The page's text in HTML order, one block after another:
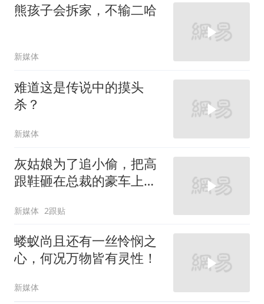
熊孩子会拆家，不输二哈
新媒体
难道这是传说中的摸头
杀？
新媒体
灰姑娘为了追小偷，把高
跟鞋砸在总裁的豪车上，
新媒体 2跟贴
蝼蚁尚且还有一丝怜悯之
心，何况万物皆有灵性！
新媒体